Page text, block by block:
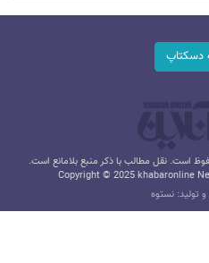
دسکتاپ
است. نقل مطالب با ذکر منبع بلامانع است.
Copyright © 2025 khabaronline
تولید: نستوه